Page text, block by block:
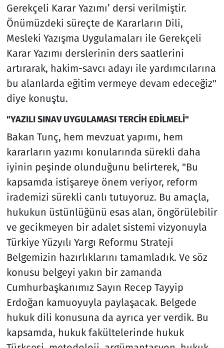
Gerekçeli Karar Yazımı’ dersi verilmiştir.
Önümüzdeki süreçte de Kararların Dili,
Mesleki Yazışma Uygulamaları ile Gerekçeli
Karar Yazımı derslerinin ders saatlerini
artırarak, hakim-savcı adayı ile yardımcılarına
bu alanlarda eğitim vermeye devam edeceğiz"
diye konuştu.
"YAZILI SINAV UYGULAMASI TERCİH EDİLMELİ"
Bakan Tunç, hem mevzuat yapımı, hem
kararların yazımı konularında sürekli daha
iyinin peşinde olunduğunu belirterek, "Bu
kapsamda istişareye önem veriyor, reform
irademizi sürekli canlı tutuyoruz. Bu amaçla,
hukukun üstünlüğünü esas alan, öngörülebilir
ve gecikmeyen bir adalet sistemi vizyonuyla
Türkiye Yüzyılı Yargı Reformu Strateji
Belgemizin hazırlıklarını tamamladık. Ve söz
konusu belgeyi yakın bir zamanda
Cumhurbaşkanımız Sayın Recep Tayyip
Erdoğan kamuoyuyla paylaşacak. Belgede
hukuk dili konusuna da ayrıca yer verdik. Bu
kapsamda, hukuk fakültelerinde hukuk